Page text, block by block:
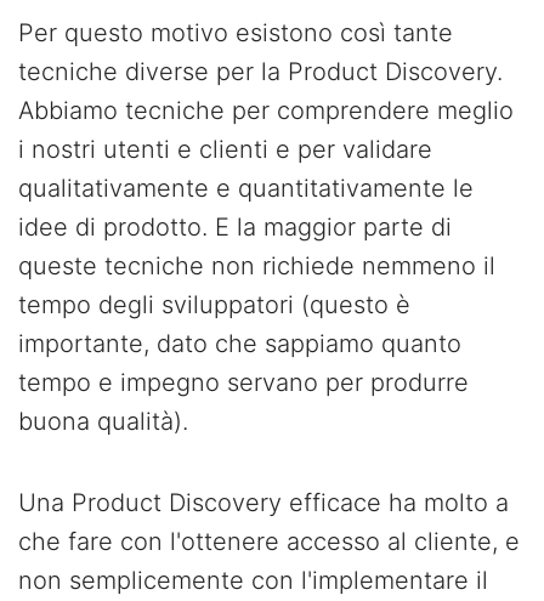
Per questo motivo esistono così tante
tecniche diverse per la Product Discovery.
Abbiamo tecniche per comprendere meglio
i nostri utenti e clienti e per validare
qualitativamente e quantitativamente le
idee di prodotto. E la maggior parte di
queste tecniche non richiede nemmeno il
tempo degli sviluppatori (questo è
importante, dato che sappiamo quanto
tempo e impegno servano per produrre
buona qualità).
Una Product Discovery efficace ha molto a
che fare con l'ottenere accesso al cliente, e
non semplicemente con l'implementare il